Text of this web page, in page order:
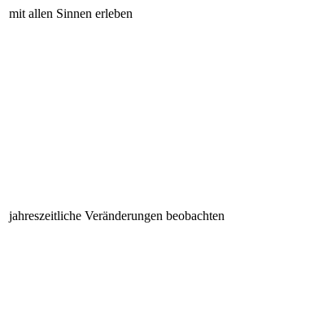
mit allen Sinnen erleben
jahreszeitliche Veränderungen beobachten